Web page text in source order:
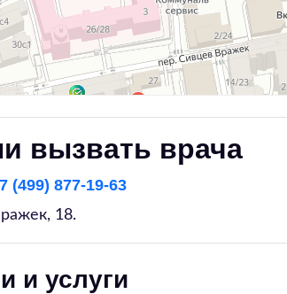
вызвать врача
(499) 877-19-63
18.
и услуги